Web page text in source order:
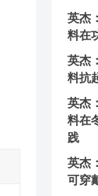
英杰
料在
英杰
料抗
英杰
料在
践
英杰
可穿